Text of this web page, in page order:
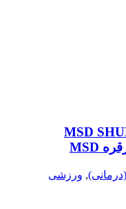
MSD
, ورزشی